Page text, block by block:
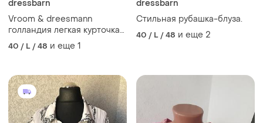
dressbarn
Vroom & dreesmann
голландия легкая курточка/
жакет джинсового кроя/
стильная, оригинальная
40 / L / 48 и еще 1
dressbarn
Стильная рубашка-блуза.
40 / L / 48 и еще 2